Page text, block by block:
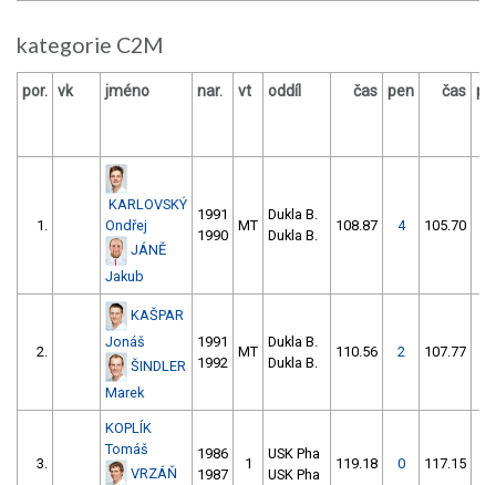
kategorie C2M
por. vk jméno nar. vt oddíl čas pen čas
1.
KARLOVSKÝ
Ondřej
JÁNĚ
Jakub
1991
1990
MT
Dukla B.
Dukla B.
108.87 4 105.70
2.
KAŠPAR
Jonáš
ŠINDLER
Marek
1991
1992
MT
Dukla B.
Dukla B.
110.56 2 107.77
3.
KOPLÍK
Tomáš
VRZÁŇ
1986
1987
1
USK Pha
USK Pha
119.18 0 117.15